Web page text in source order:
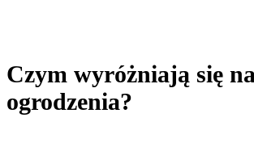
Czym wyróżniają się
ogrodzenia?